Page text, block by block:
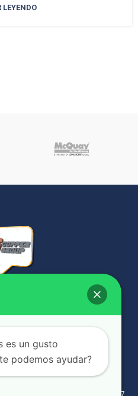
LEYENDO
Viejo Bussiness Center Galera g-17
es un gusto
podemos ayudar?